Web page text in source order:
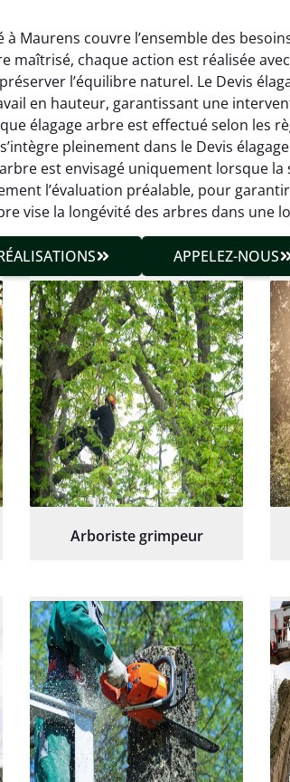
Maurens couvre l’ensemble des
maîtrisé, chaque action est réalisée
l’équilibre naturel. Le Devis
en hauteur, garantissant une
élagage arbre est effectué selon les
pleinement dans le Devis
est envisagé uniquement lorsque la
l’évaluation préalable, pour
vise la longévité des arbres dans une
APPELEZ-NOUS
Arboriste grimpeur
Mathieu Roussel
19 décembre 2025
précise malgré des
conditions compliquées. Le
résultat est exactement
conforme à mes attentes.